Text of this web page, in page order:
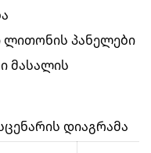
ლითონის პანელები
მასალის
დიაგრამა